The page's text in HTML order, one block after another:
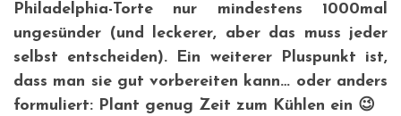
Philadelphia-Torte nur mindestens 1000mal
ungesünder (und leckerer, aber das muss jeder
selbst entscheiden). Ein weiterer Pluspunkt ist,
dass man sie gut vorbereiten kann… oder anders
formuliert: Plant genug Zeit zum Kühlen ein 😉